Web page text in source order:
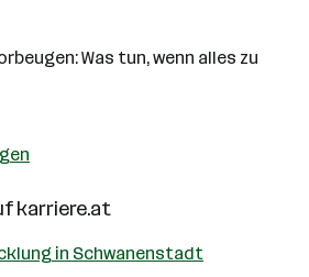
Was tun, wenn alles zu
karriere.at
in Schwanenstadt